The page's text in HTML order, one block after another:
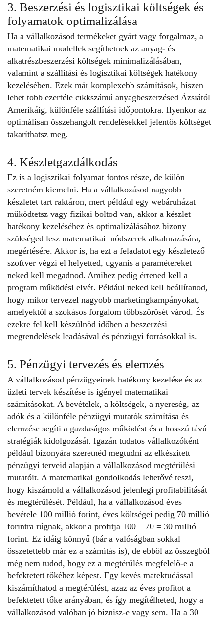
3. Beszerzési és logisztikai költségek és
folyamatok optimalizálása
Ha a vállalkozásod termékeket gyárt vagy forgalmaz, a
matematikai modellek segíthetnek az anyag- és
alkatrészbeszerzési költségek minimalizálásában,
valamint a szállítási és logisztikai költségek hatékony
kezelésében. Ezek már komplexebb számítások, hiszen
lehet több ezerféle cikkszámú anyagbeszerzésed Ázsiától
Amerikáig, különféle szállítási időpontokra. Ilyenkor az
optimálisan összehangolt rendelésekkel jelentős költséget
takaríthatsz meg.
4. Készletgazdálkodás
Ez is a logisztikai folyamat fontos része, de külön
szeretném kiemelni. Ha a vállalkozásod nagyobb
készletet tart raktáron, mert például egy webáruházat
működtetsz vagy fizikai boltod van, akkor a készlet
hatékony kezeléséhez és optimalizálásához bizony
szükséged lesz matematikai módszerek alkalmazására,
megértésére. Akkor is, ha ezt a feladatot egy készletező
szoftver végzi el helyetted, ugyanis a paramétereket
neked kell megadnod. Amihez pedig értened kell a
program működési elvét. Például neked kell beállítanod,
hogy mikor tervezel nagyobb marketingkampányokat,
amelyektől a szokásos forgalom többszörösét várod. És
ezekre fel kell készülnöd időben a beszerzési
megrendelések leadásával és pénzügyi forrásokkal is.
5. Pénzügyi tervezés és elemzés
A vállalkozásod pénzügyeinek hatékony kezelése és az
üzleti tervek készítése is igényel matematikai
számításokat. A bevételek, a költségek, a nyereség, az
adók és a különféle pénzügyi mutatók számítása és
elemzése segíti a gazdaságos működést és a hosszú távú
stratégiák kidolgozását. Igazán tudatos vállalkozóként
például bizonyára szeretnéd megtudni az elkészített
pénzügyi terveid alapján a vállalkozásod megtérülési
mutatóit. A matematikai gondolkodás lehetővé teszi,
hogy kiszámold a vállalkozásod jelenlegi profitabilitását
és megtérülését. Például, ha a vállalkozásod éves
bevétele 100 millió forint, éves költségei pedig 70 millió
forintra rúgnak, akkor a profitja 100 – 70 = 30 millió
forint. Ez idáig könnyű (bár a valóságban sokkal
összetettebb már ez a számítás is), de ebből az összegből
még nem tudod, hogy ez a megtérülés megfelelő-e a
befektetett tőkéhez képest. Egy kevés matektudással
kiszámíthatod a megtérülést, azaz az éves profitot a
befektetett tőke arányában, és így megítélheted, hogy a
vállalkozásod valóban jó biznisz-e vagy sem. Ha a 30